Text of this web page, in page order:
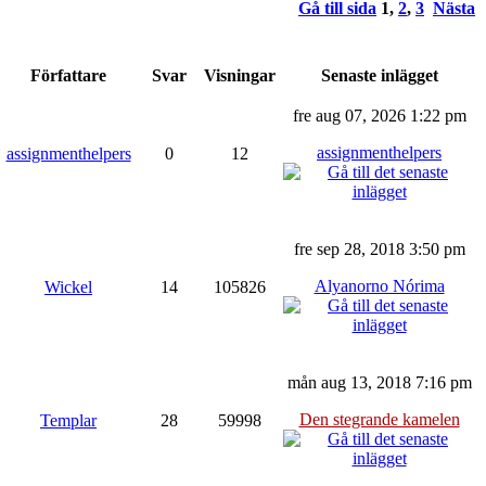
Gå till sida 1, 2, 3 Nästa
Författare Svar Visningar Senaste inlägget
assignmenthelpers 0 12
fre aug 07, 2026 1:22 pm
assignmenthelpers
Wickel 14 105826
fre sep 28, 2018 3:50 pm
Alyanorno Nórima
Templar 28 59998
mån aug 13, 2018 7:16 pm
Den stegrande kamelen